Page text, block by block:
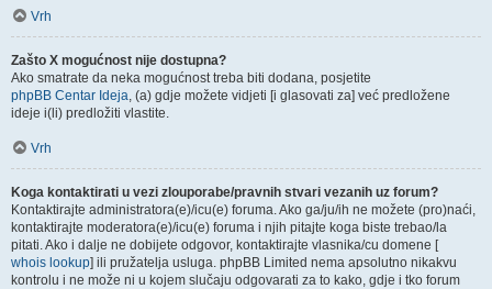
Vrh
Zašto X mogućnost nije dostupna?
Ako smatrate da neka mogućnost treba biti dodana, posjetite
phpBB Centar Ideja, (a) gdje možete vidjeti [i glasovati za] već predložene
ideje i(li) predložiti vlastite.
Vrh
Koga kontaktirati u vezi zlouporabe/pravnih stvari vezanih uz forum?
Kontaktirajte administratora(e)/icu(e) foruma. Ako ga/ju/ih ne možete (pro)naći,
kontaktirajte moderatora(e)/icu(e) foruma i njih pitajte koga biste trebao/la
pitati. Ako i dalje ne dobijete odgovor, kontaktirajte vlasnika/cu domene [
whois lookup] ili pružatelja usluga. phpBB Limited nema apsolutno nikakvu
kontrolu i ne može ni u kojem slučaju odgovarati za to kako, gdje i tko forum